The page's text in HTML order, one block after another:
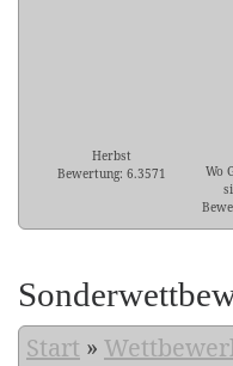
Herbst
Bewertung: 6.3571
Wo
Start »